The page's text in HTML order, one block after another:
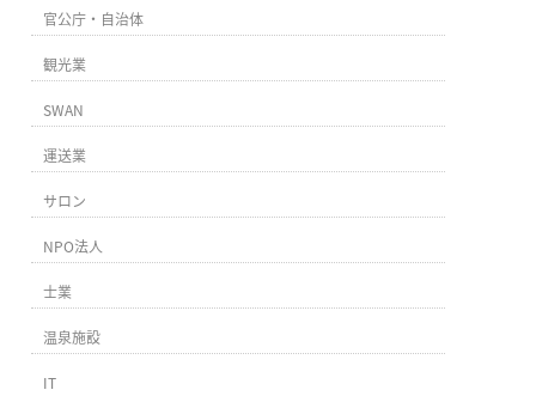
官公庁・自治体
観光業
SWAN
運送業
サロン
NPO法人
士業
温泉施設
IT